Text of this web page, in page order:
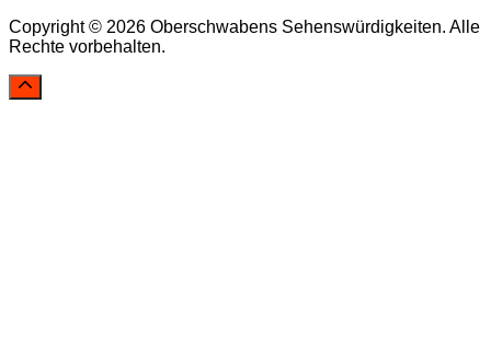
Copyright © 2026 Oberschwabens Sehenswürdigkeiten. Alle
Rechte vorbehalten.